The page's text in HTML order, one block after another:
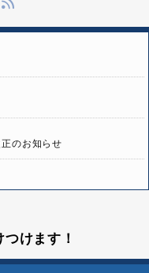
のお知らせ
つけます！